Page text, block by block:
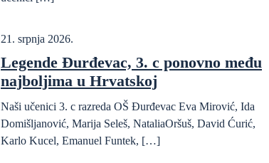
21. srpnja 2026.
Legende Đurđevac, 3. c ponovno među
najboljima u Hrvatskoj
Naši učenici 3. c razreda OŠ Đurđevac Eva Mirović, Ida
Domišljanović, Marija Seleš, NataliaOršuš, David Ćurić,
Karlo Kucel, Emanuel Funtek, […]